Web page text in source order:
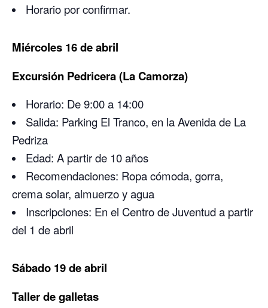
Horario por confirmar.
Miércoles 16 de abril
Excursión Pedricera (La Camorza)
Horario: De 9:00 a 14:00
Salida: Parking El Tranco, en la Avenida de La
Pedriza
Edad: A partir de 10 años
Recomendaciones: Ropa cómoda, gorra,
crema solar, almuerzo y agua
Inscripciones: En el Centro de Juventud a partir
del 1 de abril
Sábado 19 de abril
Taller de galletas